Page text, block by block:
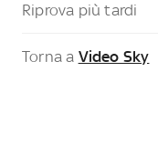
Riprova più tardi
Torna a Video Sky